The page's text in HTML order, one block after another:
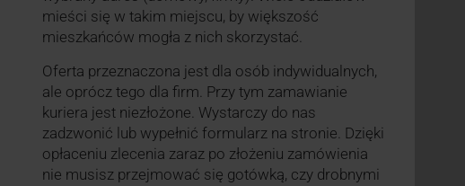
mieści się w takim miejscu, by większość
mieszkańców mogła z nich skorzystać.
Oferta przeznaczona jest dla osób indywidualnych,
ale oprócz tego dla firm. Przy tym zamawianie
kuriera jest niezłożone. Wystarczy do nas
zadzwonić lub wypełnić formularz na stronie. Dzięki
opłaceniu zlecenia zaraz po złożeniu zamówienia
nie musisz przejmować się gotówką, czy drobnymi